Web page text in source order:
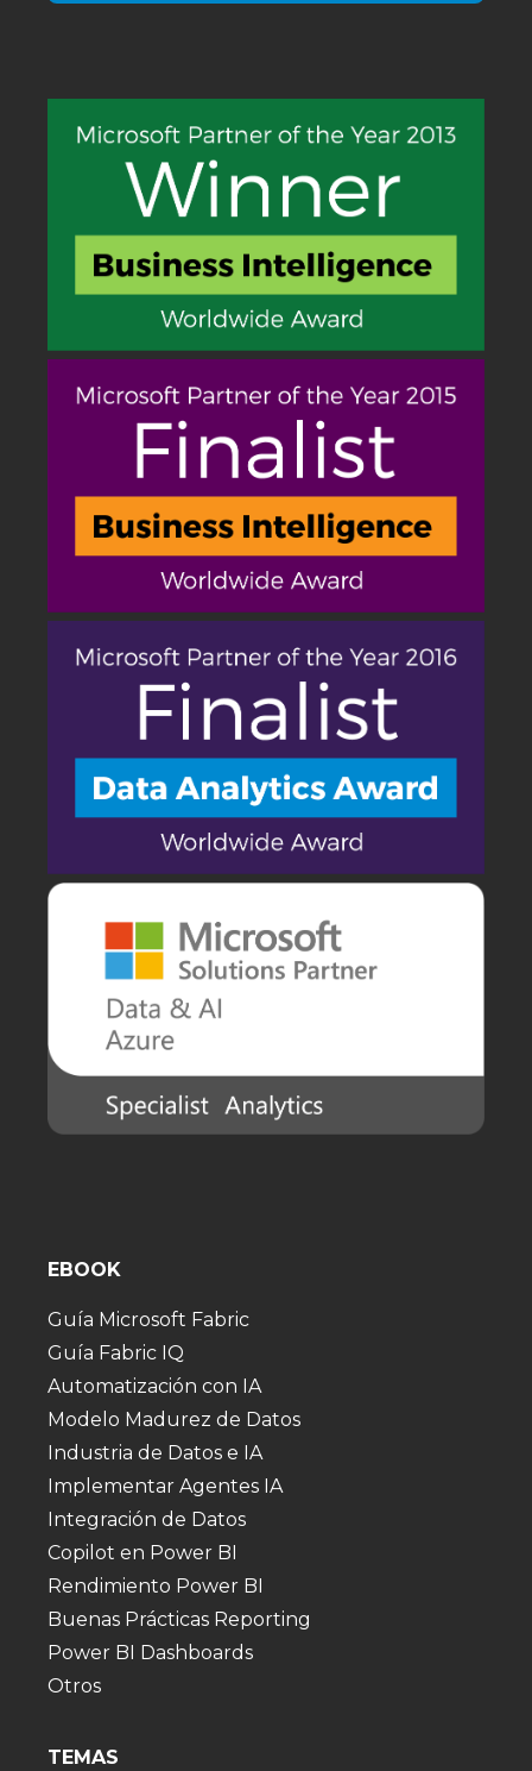
EBOOK
Guía Microsoft Fabric
Guía Fabric IQ
Automatización con IA
Modelo Madurez de Datos
Industria de Datos e IA
Implementar Agentes IA
Integración de Datos
Copilot en Power BI
Rendimiento Power BI
Buenas Prácticas Reporting
Power BI Dashboards
Otros
TEMAS